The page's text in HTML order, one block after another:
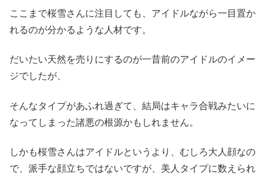
ここまで桜雪さんに注目しても、アイドルながら一目置か
れるのが分かるような人材です。
だいたい天然を売りにするのが一昔前のアイドルのイメー
ジでしたが、
そんなタイプがあふれ過ぎて、結局はキャラ合戦みたいに
なってしまった諸悪の根源かもしれません。
しかも桜雪さんはアイドルというより、むしろ大人顔なの
で、派手な顔立ちではないですが、美人タイプに数えられ